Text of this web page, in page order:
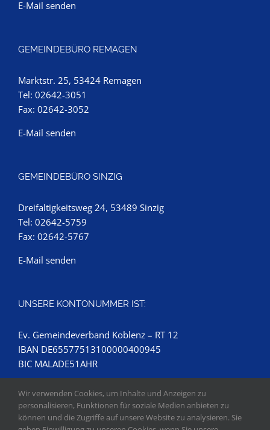
E-Mail senden
GEMEINDEBÜRO REMAGEN
Marktstr. 25, 53424 Remagen
Tel: 02642-3051
Fax: 02642-3052
E-Mail senden
GEMEINDEBÜRO SINZIG
Dreifaltigkeitsweg 24, 53489 Sinzig
Tel: 02642-5759
Fax: 02642-5767
E-Mail senden
UNSERE KONTONUMMER IST:
Ev. Gemeindeverband Koblenz – RT 12
IBAN DE65577513100000400945
BIC MALADE51AHR
Wir verwenden Cookies, um Inhalte und Anzeigen zu
personalisieren, Funktionen für soziale Medien anbieten zu
können und die Zugriffe auf unsere Website zu analysieren. Sie